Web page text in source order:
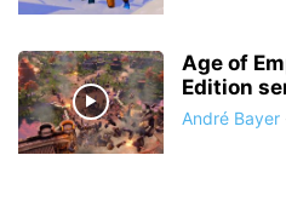
Age of
Edition
André Bayer